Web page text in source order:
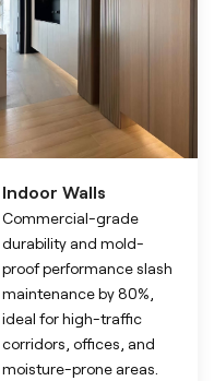
Indoor Walls
Commercial-grade
durability and mold-
proof performance slash
maintenance by 80%,
ideal for high-traffic
corridors, offices, and
moisture-prone areas.